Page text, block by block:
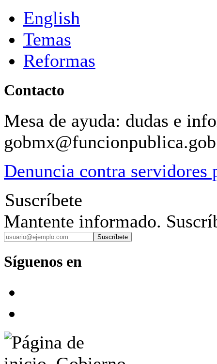
English
Temas
Reformas
Contacto
Mesa de ayuda: dudas e
Denuncia contra servidores
Suscríbete
Mantente informado.
Suscríbete
Síguenos en